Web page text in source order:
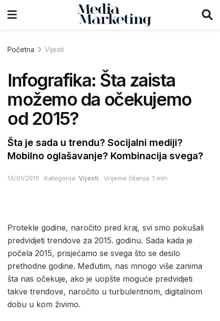
Početna Vijesti
Infografika: Šta zaista
možemo da očekujemo
od 2015?
Šta je sada u trendu? Socijalni mediji?
Mobilno oglašavanje? Kombinacija svega?
13/01/2015 Kategorija: Vijesti Vrijeme čitanja: 1 min
Protekle godine, naročito pred kraj, svi smo pokušali
predvidjeti trendove za 2015. godinu. Sada kada je
počela 2015, prisjećamo se svega što se desilo
prethodne godine. Međutim, nas mnogo više zanima
šta nas očekuje, ako je uopšte moguće predvidjeti
takve trendove, naročito u turbulentnom, digitalnom
dobu u kom živimo.